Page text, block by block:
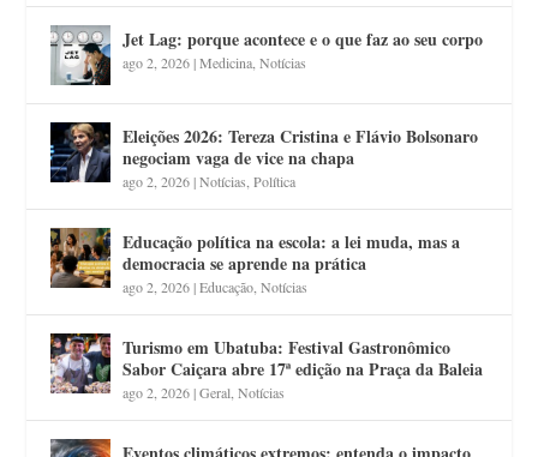
Jet Lag: porque acontece e o que faz ao seu corpo
ago 2, 2026|Medicina ,Notícias
Eleições 2026: Tereza Cristina e Flávio Bolsonaro
negociam vaga de vice na chapa
ago 2, 2026|Notícias ,Política
Educação política na escola: a lei muda, mas a
democracia se aprende na prática
ago 2, 2026|Educação ,Notícias
Turismo em Ubatuba: Festival Gastronômico
Sabor Caiçara abre 17ª edição na Praça da Baleia
ago 2, 2026|Geral ,Notícias